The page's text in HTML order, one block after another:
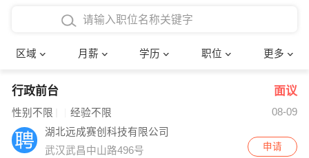
区域 月薪 学历 职位 更多
4000-5000元
8000-12000元
12000-20000元
博士
文员
财务会计
确定
行政前台 面议
性别不限 经验不限
08-09
湖北远成赛创科技有限公司
武汉武昌中山路496号
申请